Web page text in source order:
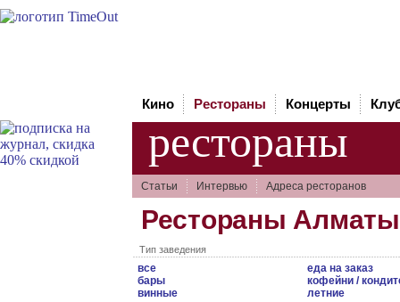
Кино Рестораны Концерты
рестораны
Статьи Интервью Адреса ресторанов
Рестораны Алматы
Тип заведения
все
бары
винные
еда на заказ
кофейни /
летние